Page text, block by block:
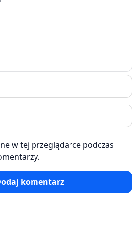
w tej przeglądarce podczas
komentarz